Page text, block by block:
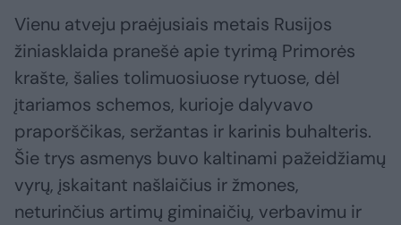
Vienu atveju praėjusiais metais Rusijos
žiniasklaida pranešė apie tyrimą Primorės
krašte, šalies tolimuosiuose rytuose, dėl
įtariamos schemos, kurioje dalyvavo
praporščikas, seržantas ir karinis buhalteris.
Šie trys asmenys buvo kaltinami pažeidžiamų
vyrų, įskaitant našlaičius ir žmones,
neturinčius artimų giminaičių, verbavimu ir